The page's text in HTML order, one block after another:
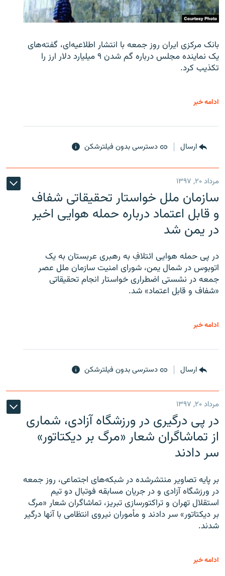
بانک مرکزی ایران روز جمعه با انتشار اطلاعیه‌ای، گفته‌های
یک نماینده مجلس درباره گم شدن ۹ میلیارد دلار ارز را
تکذیب کرد.
ادامه خبر
ارسال دسترسی بدون فیلترشکن
مرداد ۲۰, ۱۳۹۷
سازمان ملل خواستار تحقیقاتی شفاف
و قابل اعتماد درباره حمله هوایی اخیر
در یمن شد
در پی حمله هوایی ائتلافِ به رهبری عربستان به یک
اتوبوس در شمال یمن، شورای امنیت سازمان ملل عصر
جمعه در نشستی اضطراری خواستار انجام تحقیقاتی
«شفاف و قابل اعتماد» شد.
ادامه خبر
ارسال دسترسی بدون فیلترشکن
مرداد ۲۰, ۱۳۹۷
در پی درگیری در ورزشگاه آزادی، شماری
از تماشاگران شعار «مرگ بر دیکتاتور»
سر دادند
بر پایه تصاویر منتشرشده در شبکه‌های اجتماعی، روز جمعه
در ورزشگاه آزادی و در جریان مسابقه فوتبال دو تیم
استقلال تهران و تراکتورسازی تبریز، تماشاگران شعار «مرگ
بر دیکتاتور» سر دادند و مأموران نیروی انتظامی با آنها درگیر
شدند.
ادامه خبر